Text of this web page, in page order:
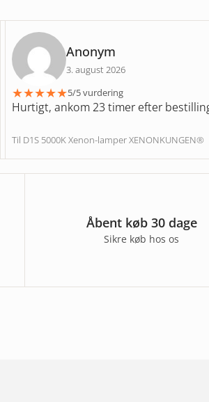
3. august 2026
★★ ★★★5/5 vurdering
Hurtigt, ankom 23 timer efter bestilling.
Sikre køb hos os